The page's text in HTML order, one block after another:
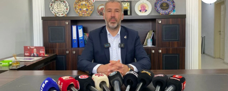
Gündem
Gurme
Haber
İlçe Haberleri